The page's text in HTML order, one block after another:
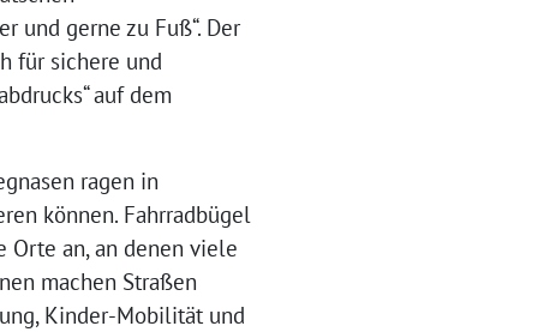
und gerne zu Fuß“. Der
für sichere und
auf dem
ragen in
können. Fahrradbügel
Orte an, an denen viele
machen Straßen
Kinder-Mobilität und